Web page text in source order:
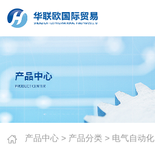
产品中心 > 产品分类 > 电气自动化